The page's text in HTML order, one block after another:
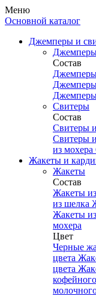
Меню
Основной каталог
Джемперы и
Состав
Свитеры
Состав
Свитеры
Свитеры
из мохера
Жакеты и
Жакеты
Состав
Жакеты
из шелка
Жакеты
мохера
Цвет
Черные
цвета
цвета